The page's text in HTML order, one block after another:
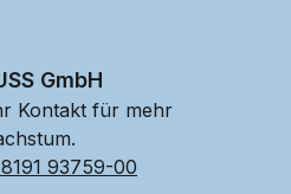
GmbH
Kontakt für mehr
93759-00